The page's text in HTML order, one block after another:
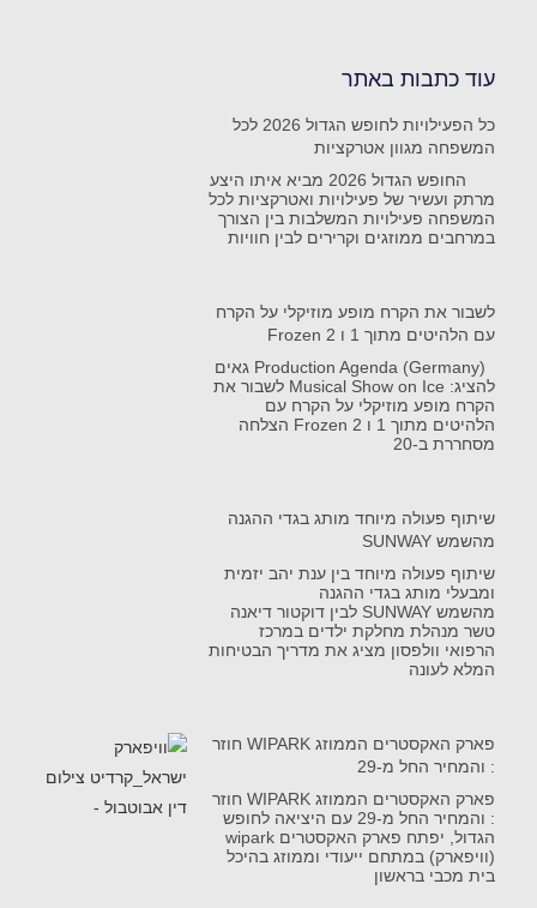
עוד כתבות באתר
כל הפעילויות לחופש הגדול 2026 לכל
המשפחה מגוון אטרקציות
החופש הגדול 2026 מביא איתו היצע
מרתק ועשיר של פעילויות ואטרקציות לכל
המשפחה פעילויות המשלבות בין הצורך
במרחבים ממוזגים וקרירים לבין חוויות
לשבור את הקרח מופע מוזיקלי על הקרח
עם הלהיטים מתוך 1 ו Frozen 2
Production Agenda (Germany) גאים
להציג: Musical Show on Ice לשבור את
הקרח מופע מוזיקלי על הקרח עם
הלהיטים מתוך 1 ו Frozen 2 הצלחה
מסחררת ב-20
שיתוף פעולה מיוחד מותג בגדי ההגנה
מהשמש SUNWAY
שיתוף פעולה מיוחד בין ענת יהב יזמית
ומבעלי מותג בגדי ההגנה
מהשמש SUNWAY לבין דוקטור דיאנה
טשר מנהלת מחלקת ילדים במרכז
הרפואי וולפסון מציג את מדריך הבטיחות
המלא לעונה
פארק האקסטרים הממוזג WIPARK חוזר
: והמחיר החל מ-29
פארק האקסטרים הממוזג WIPARK חוזר
: והמחיר החל מ-29 עם היציאה לחופש
הגדול, יפתח פארק האקסטרים wipark
(וויפארק) במתחם ייעודי וממוזג בהיכל
בית מכבי בראשון